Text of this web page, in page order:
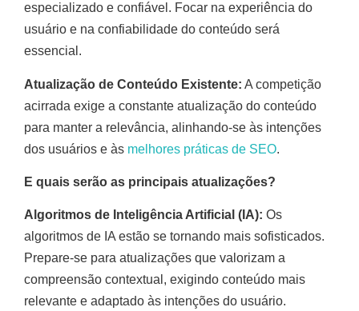
especializado e confiável. Focar na experiência do
usuário e na confiabilidade do conteúdo será
essencial.
Atualização de Conteúdo Existente: A competição
acirrada exige a constante atualização do conteúdo
para manter a relevância, alinhando-se às intenções
dos usuários e às melhores práticas de SEO.
E quais serão as principais atualizações?
Algoritmos de Inteligência Artificial (IA): Os
algoritmos de IA estão se tornando mais sofisticados.
Prepare-se para atualizações que valorizam a
compreensão contextual, exigindo conteúdo mais
relevante e adaptado às intenções do usuário.